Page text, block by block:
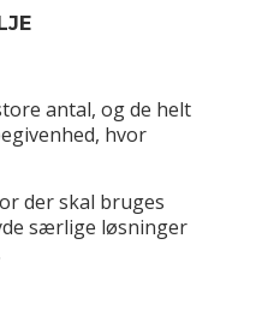
antal, og de helt
hvor
der skal bruges
særlige løsninger